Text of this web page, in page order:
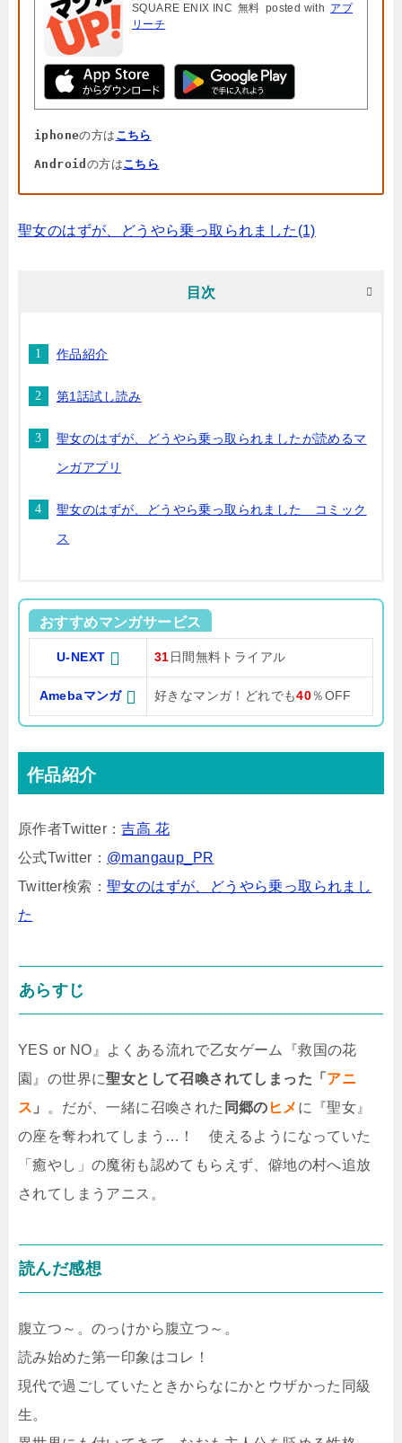
SQUARE ENIX INC 無料 posted with アプ
リーチ
iphoneの方は こちら
Android の方はこちら
聖女のはずが、どうやら乗っ取られました(1)
目次
作品紹介
第1話試し読み
聖女のはずが、どうやら乗っ取られましたが読めるマ
ンガアプリ
聖女のはずが、どうやら乗っ取られました コミック
ス
おすすめマンガサービス
U-NEXT 31 日間無料トライアル
Amebaマンガ 好きなマンガ！どれでも40％OFF
作品紹介
原作者Twitter：吉高 花
公式Twitter： @mangaup_PR
Twitter検索： 聖女のはずが、どうやら乗っ取られまし
た
あらすじ
YES or NO』よくある流れで乙女ゲーム『救国の花
園』の世界に聖女として召喚されてしまった「 アニ
ス 」 。だが、一緒に召喚された 同郷の ヒメ に『聖女』
の座を奪われてしまう…！ 使えるようになっていた
「癒やし」の魔術も認めてもらえず、僻地の村へ追放
されてしまうアニス。
読んだ感想
腹立つ～。のっけから腹立つ～。
読み始めた第一印象はコレ！
現代で過ごしていたときからなにかとウザかった同級
生。